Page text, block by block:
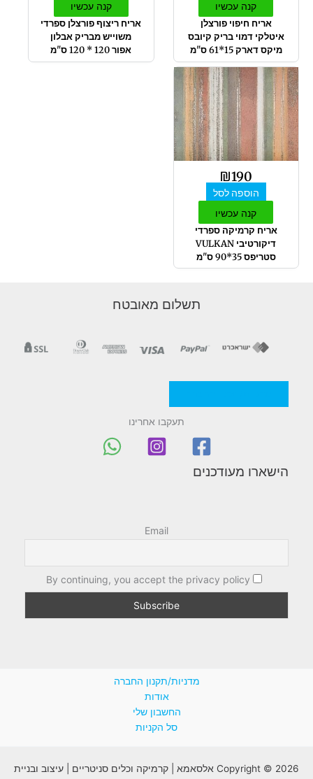
קנה עכשיו
אריח חיפוי פורצלן
איטלקי דמוי בריק קיובס
מיקס דארק 15*61 ס"מ
קנה עכשיו
אריח ריצוף פורצלן ספרדי
משוייש מבריק אבלון
אפור 120 * 120 ס"מ
₪190
הוספה לסל
קנה עכשיו
אריח קרמיקה ספרדי
דיקורטיבי VULKAN
סטריפס 35*90 ס"מ
תשלום מאובטח
תעקבו אחרינו
הישארו מעודכנים
Email
By continuing, you accept the privacy policy
מדניות/תקנון החברה
אודות
החשבון שלי
סל הקניות
Copyright © 2026 אלסאמא | קרמיקה וכלים סניטריים | עיצוב ובניית